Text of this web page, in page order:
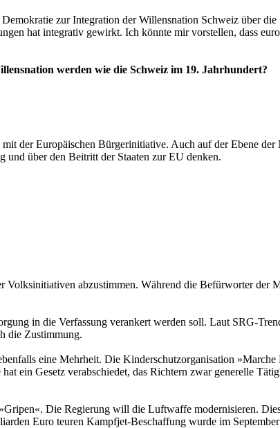
zur Integration der Willensnation Schweiz über
hat integrativ gewirkt. Ich könnte mir vorstellen, dass
werden wie die Schweiz im 19. Jahrhundert?
der Europäischen Bürgerinitiative. Auch auf der Ebene der
und über den Beitritt der Staaten zur EU denken.
abzustimmen. Während die Befürworter der
in die Verfassung verankert werden soll. Laut SRG-
die Zustimmung.
eine Mehrheit. Die Kinderschutzorganisation
ein Gesetz verabschiedet, das Richtern zwar generelle
Die Regierung will die Luftwaffe modernisieren.
Euro teuren Kampfjet-Beschaffung wurde im